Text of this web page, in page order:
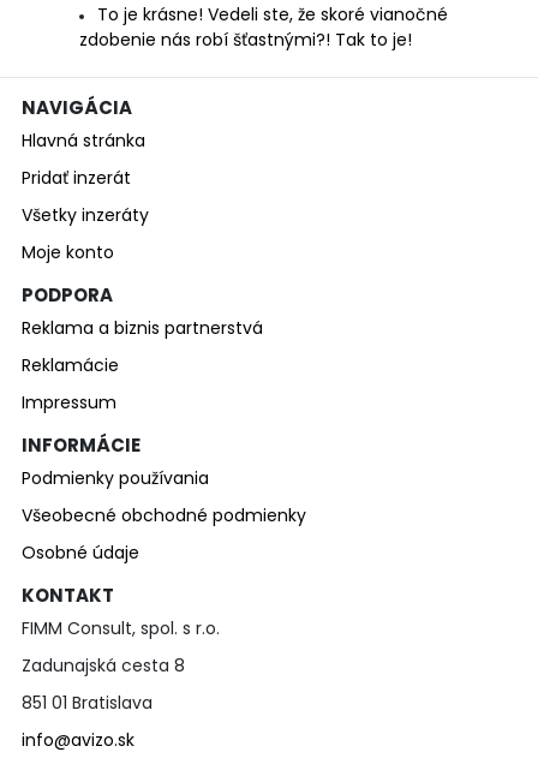
To je krásne! Vedeli ste, že skoré vianočné
zdobenie nás robí šťastnými?! Tak to je!
NAVIGÁCIA
Hlavná stránka
Pridať inzerát
Všetky inzeráty
Moje konto
PODPORA
Reklama a biznis partnerstvá
Reklamácie
Impressum
INFORMÁCIE
Podmienky používania
Všeobecné obchodné podmienky
Osobné údaje
KONTAKT
FIMM Consult, spol. s r.o.
Zadunajská cesta 8
851 01 Bratislava
info@avizo.sk